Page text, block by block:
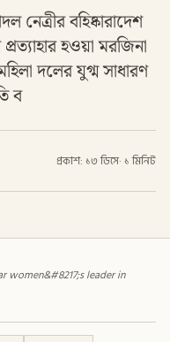
বহিষ্কারাদেশ
প্রত্যাহার হওয়া মরজিনা
দলের যুগ্ম সাধারণ
ব
প্রকাশ: ১৩ ডিসে· ১ মিনিট
women&#8217;s leader in